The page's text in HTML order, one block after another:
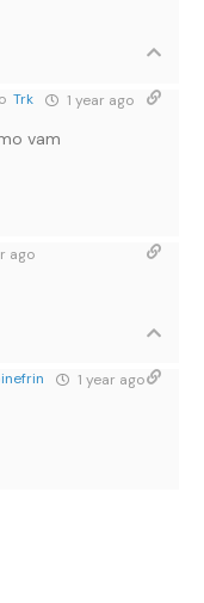
Trk 1 year ago
vam
ago
1 year ago